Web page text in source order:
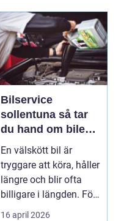
Bilservice
sollentuna så tar
du hand om bilen
på ett smart sätt
En välskött bil är
tryggare att köra, håller
längre och blir ofta
billigare i längden. För
många bil...
16 april 2026